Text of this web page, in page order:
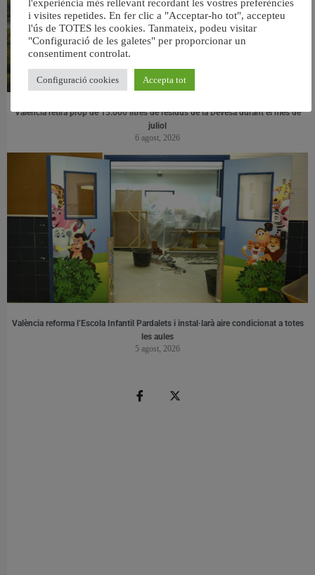
València retira prop de 15.000 litres de residus de la Devesa durant el mes de
juliol
6 agost, 2026
València reforma l’Escola Infantil Pardalets i instal·larà aire condicionat a totes
les aules
5 agost, 2026
l'experiència més rellevant recordant les vostres preferències
i visites repetides. En fer clic a "Acceptar-ho tot", accepteu
l'ús de TOTES les cookies. Tanmateix, podeu visitar
"Configuració de les galetes" per proporcionar un
consentiment controlat.
Configuració cookies Accepta tot